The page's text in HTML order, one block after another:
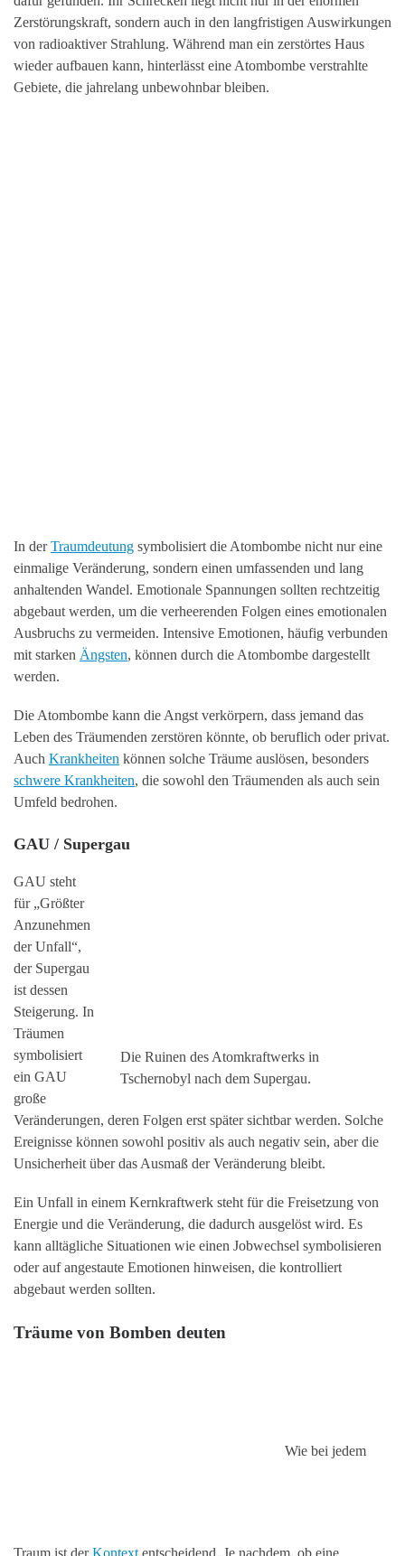
Zerstörungskraft, sondern auch in den langfristigen Auswirkungen
von radioaktiver Strahlung. Während man ein zerstörtes Haus
wieder aufbauen kann, hinterlässt eine Atombombe verstrahlte
Gebiete, die jahrelang unbewohnbar bleiben.
In derTraumdeutung symbolisiert die Atombombe nicht nur eine
einmalige Veränderung, sondern einen umfassenden und lang
anhaltenden Wandel. Emotionale Spannungen sollten rechtzeitig
abgebaut werden, um die verheerenden Folgen eines emotionalen
Ausbruchs zu vermeiden. Intensive Emotionen, häufig verbunden
mit starken Ängsten, können durch die Atombombe dargestellt
werden.
Die Atombombe kann die Angst verkörpern, dass jemand das
Leben des Träumenden zerstören könnte, ob beruflich oder privat.
Auch Krankheiten können solche Träume auslösen, besonders
schwere Krankheiten, die sowohl den Träumenden als auch sein
Umfeld bedrohen.
GAU / Supergau
Die Ruinen des Atomkraftwerks in
Tschernobyl nach dem Supergau.
GAU steht
für „Größter
Anzunehmen
der Unfall“,
der Supergau
ist dessen
Steigerung. In
Träumen
symbolisiert
ein GAU
große
Veränderungen, deren Folgen erst später sichtbar werden. Solche
Ereignisse können sowohl positiv als auch negativ sein, aber die
Unsicherheit über das Ausmaß der Veränderung bleibt.
Ein Unfall in einem Kernkraftwerk steht für die Freisetzung von
Energie und die Veränderung, die dadurch ausgelöst wird. Es
kann alltägliche Situationen wie einen Jobwechsel symbolisieren
oder auf angestaute Emotionen hinweisen, die kontrolliert
abgebaut werden sollten.
Träume von Bomben deuten
Wie bei jedem
Traum ist derKontext entscheidend. Je nachdem, ob eine